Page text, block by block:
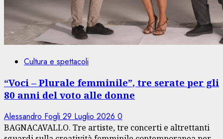
Cultura e spettacoli
“Voci – Plurale femminile”, tre serate per gli
80 anni del voto alle donne
Alessandro Fogli 29 Luglio 2026 0
BAGNACAVALLO. Tre artiste, tre concerti e altrettanti